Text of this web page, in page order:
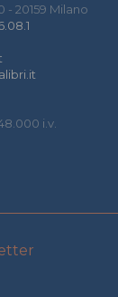
- 20159 Milano
i.v.